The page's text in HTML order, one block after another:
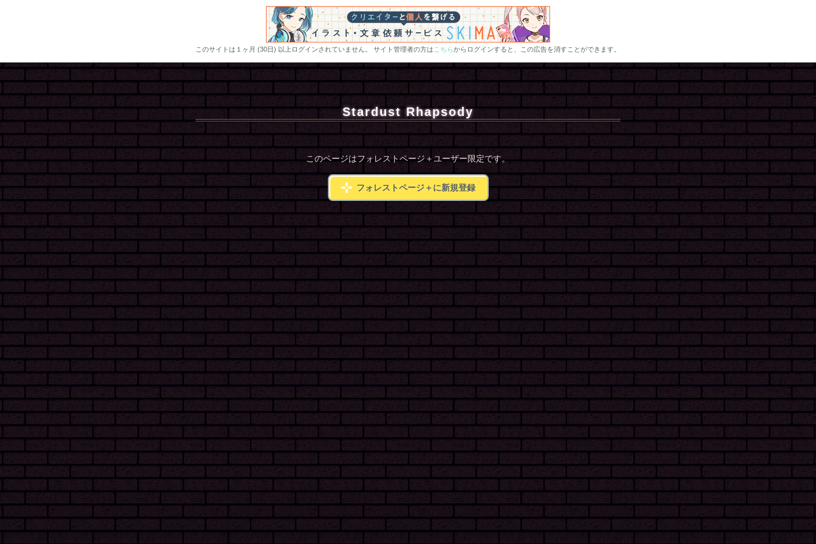
このサイトは１ヶ月 (30日) 以上ログインされていません。 サイト管理者の方は こちらからログインすると、この広告を消すことができます。
Stardust Rhapsody
このページはフォレストページ＋ユーザー限定です。
フォレストページ＋に新規登録